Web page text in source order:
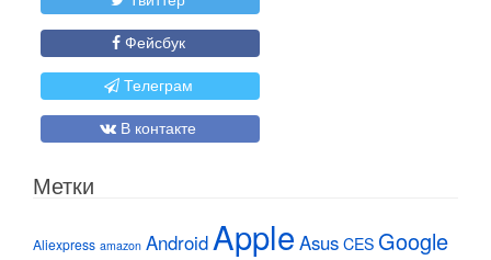
Фейсбук
Телеграм
В контакте
Метки
Aliexpress amazon Android Apple Asus CES Google